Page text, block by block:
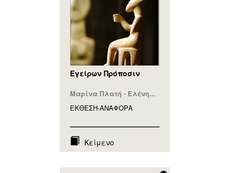
Eγείρων Πρόποσιν
Μαρίνα Πλατή - Ελένη...
ΕΚΘΕΣΗ-ΑΝΑΦΟΡA
Κείμενο